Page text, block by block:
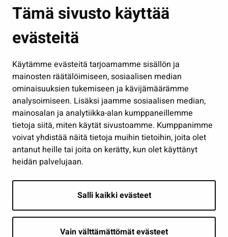
Tämä sivusto käyttää
evästeitä
Käytämme evästeitä tarjoamamme sisällön ja
mainosten räätälöimiseen, sosiaalisen median
ominaisuuksien tukemiseen ja kävijämäärämme
analysoimiseen. Lisäksi jaamme sosiaalisen median,
mainosalan ja analytiikka-alan kumppaneillemme
tietoja siitä, miten käytät sivustoamme. Kumppanimme
voivat yhdistää näitä tietoja muihin tietoihin, joita olet
antanut heille tai joita on kerätty, kun olet käyttänyt
heidän palvelujaan.
Salli kaikki evästeet
Vain välttämättömät evästeet
Kasvatus ja opetus
Kulttuuri ja liikunta
Työ ja yrittäminen
Osallistu ja asioi
Näytä omat evästeasetukseni
Seuraa meitä